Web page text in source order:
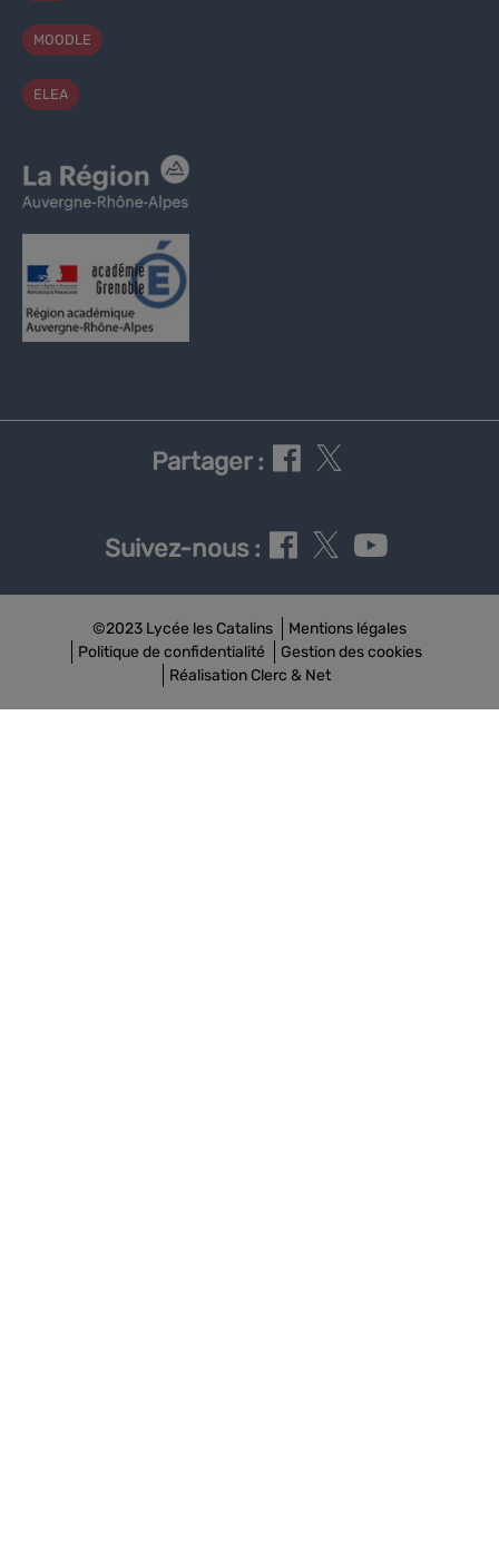
MOODLE
ELEA
Partager :
Suivez-nous :
©2023 Lycée les Catalins
Mentions légales
Politique de confidentialité
Gestion des cookies
Réalisation Clerc & Net